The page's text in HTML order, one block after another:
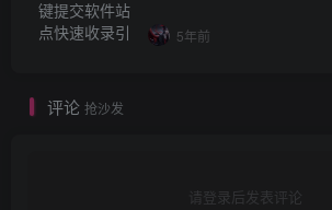
5年前
评论 抢沙发
请登录后发表评论